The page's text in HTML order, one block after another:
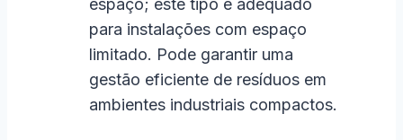
espaço; este tipo é adequado
para instalações com espaço
limitado. Pode garantir uma
gestão eficiente de resíduos em
ambientes industriais compactos.